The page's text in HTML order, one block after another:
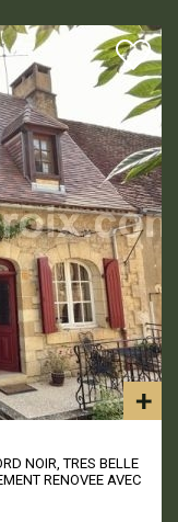
NOIR, TRES BELLE
RENOVEE AVEC